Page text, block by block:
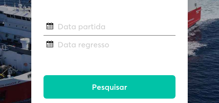
Data partida
Data regresso
Pesquisar